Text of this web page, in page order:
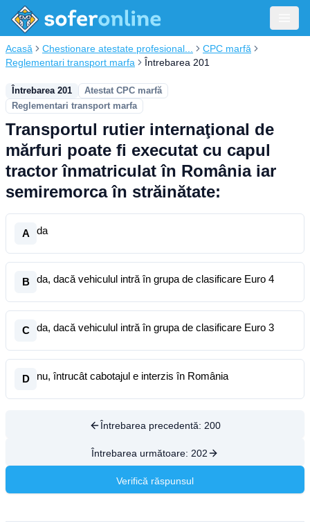
Acasă Chestionare atestate profesional...
CPC marfă
Reglementari transport marfa
Întrebarea 201
Întrebarea 201
Atestat CPC marfă
Reglementari transport marfa
Transportul rutier internaţional de
mărfuri poate fi executat cu capul
tractor înmatriculat în România iar
semiremorca în străinătate:
A da
B da, dacă vehiculul intră în grupa de clasificare Euro 4
C da, dacă vehiculul intră în grupa de clasificare Euro 3
D nu, întrucât cabotajul e interzis în România
Întrebarea precedentă: 200
Întrebarea următoare: 202
Verifică răspunsul